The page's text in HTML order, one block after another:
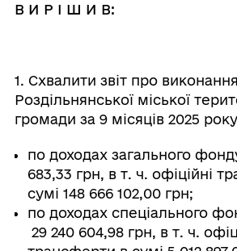
В И Р І Ш И В:
1. Схвалити звіт про
Роздільнянської міської
громади за 9 місяців 2025
по доходах загального
683,33 грн, в т. ч. офіційні
сумі 148 666 102,00 грн;
по доходах спеціального
29 240 604,98 грн, в т. ч.